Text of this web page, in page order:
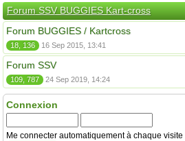
Forum SSV BUGGIES Kart-cross
Forum BUGGIES / Kartcross
18, 136 16 Sep 2015, 13:41
Forum SSV
109, 787 24 Sep 2019, 14:24
Connexion
Me connecter automatiquement à chaque visite